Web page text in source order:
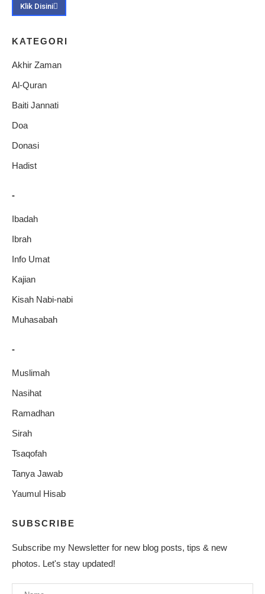
Klik Disini
KATEGORI
Akhir Zaman
Al-Quran
Baiti Jannati
Doa
Donasi
Hadist
-
Ibadah
Ibrah
Info Umat
Kajian
Kisah Nabi-nabi
Muhasabah
-
Muslimah
Nasihat
Ramadhan
Sirah
Tsaqofah
Tanya Jawab
Yaumul Hisab
SUBSCRIBE
Subscribe my Newsletter for new blog posts, tips & new
photos. Let's stay updated!